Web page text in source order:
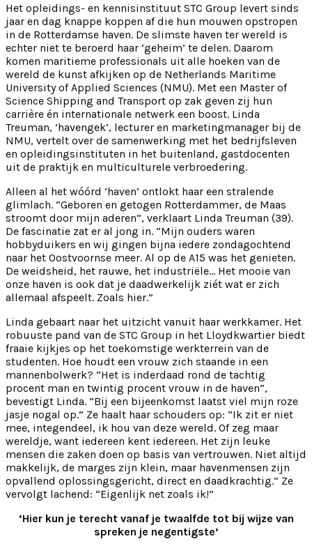
Het opleidings- en kennisinstituut STC Group levert sinds
jaar en dag knappe koppen af die hun mouwen opstropen
in de Rotterdamse haven. De slimste haven ter wereld is
echter niet te beroerd haar ‘geheim’ te delen. Daarom
komen maritieme professionals uit alle hoeken van de
wereld de kunst afkijken op de Netherlands Maritime
University of Applied Sciences (NMU). Met een Master of
Science Shipping and Transport op zak geven zij hun
carrière én internationale netwerk een boost. Linda
Treuman, ‘havengek’, lecturer en marketingmanager bij de
NMU, vertelt over de samenwerking met het bedrijfsleven
en opleidingsinstituten in het buitenland, gastdocenten
uit de praktijk en multiculturele verbroedering.
Alleen al het wóórd ‘haven’ ontlokt haar een stralende
glimlach. “Geboren en getogen Rotterdammer, de Maas
stroomt door mijn aderen”, verklaart Linda Treuman (39).
De fascinatie zat er al jong in. “Mijn ouders waren
hobbyduikers en wij gingen bijna iedere zondagochtend
naar het Oostvoornse meer. Al op de A15 was het genieten.
De weidsheid, het rauwe, het industriële… Het mooie van
onze haven is ook dat je daadwerkelijk ziét wat er zich
allemaal afspeelt. Zoals hier.”
Linda gebaart naar het uitzicht vanuit haar werkkamer. Het
robuuste pand van de STC Group in het Lloydkwartier biedt
fraaie kijkjes op het toekomstige werkterrein van de
studenten. Hoe houdt een vrouw zich staande in een
mannenbolwerk? “Het is inderdaad rond de tachtig
procent man en twintig procent vrouw in de haven”,
bevestigt Linda. “Bij een bijeenkomst laatst viel mijn roze
jasje nogal op.” Ze haalt haar schouders op: “Ik zit er niet
mee, integendeel, ik hou van deze wereld. Of zeg maar
wereldje, want iedereen kent iedereen. Het zijn leuke
mensen die zaken doen op basis van vertrouwen. Niet altijd
makkelijk, de marges zijn klein, maar havenmensen zijn
opvallend oplossingsgericht, direct en daadkrachtig.” Ze
vervolgt lachend: “Eigenlijk net zoals ik!”
‘Hier kun je terecht vanaf je twaalfde tot bij wijze van
spreken je negentigste’